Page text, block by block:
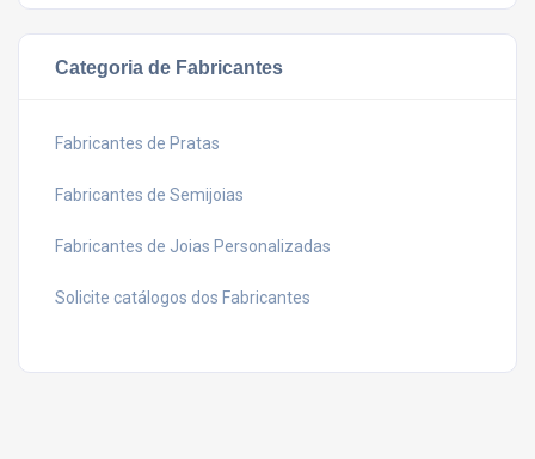
Categoria de Fabricantes
Fabricantes de Pratas
Fabricantes de Semijoias
Fabricantes de Joias Personalizadas
Solicite catálogos dos Fabricantes